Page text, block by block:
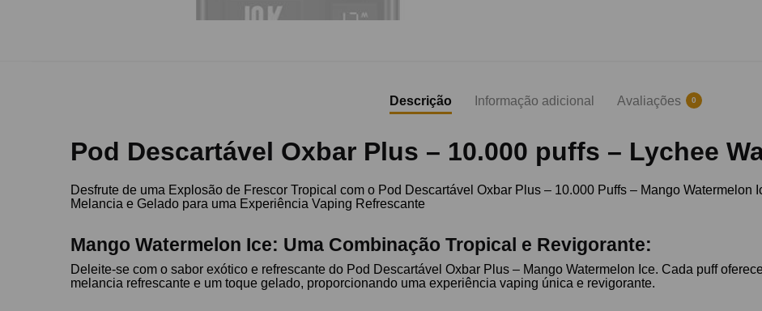
Descrição Informação adicional Avaliações 0
Pod Descartável Oxbar Plus – 10.000 puffs – Lychee
Desfrute de uma Explosão de Frescor Tropical com o Pod Descartável Oxbar Plus – 10.000 Puffs – Mango Watermelon
Melancia e Gelado para uma Experiência Vaping Refrescante
Mango Watermelon Ice: Uma Combinação Tropical e Revigorante:
Deleite-se com o sabor exótico e refrescante do Pod Descartável Oxbar Plus – Mango Watermelon Ice. Cada puff
melancia refrescante e um toque gelado, proporcionando uma experiência vaping única e revigorante.